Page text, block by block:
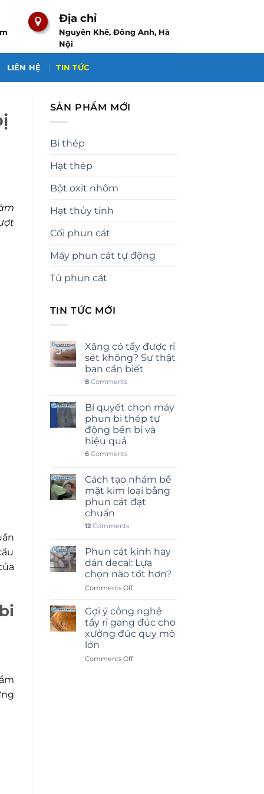
Địa chỉ
Nguyên Khê, Đông Anh, Hà
Nội
LIÊN HỆ TIN TỨC
SẢN PHẨM MỚI
Bi thép
Hạt thép
Bột oxit nhôm
Hạt thủy tinh
Cối phun cát
Máy phun cát tự động
Tủ phun cát
TIN TỨC MỚI
Xăng có tẩy được rỉ
sét không? Sự thật
bạn cần biết
8Comments
Bí quyết chọn máy
phun bi thép tự
động bền bỉ và
hiệu quả
6Comments
Cách tạo nhám bề
mặt kim loại bằng
phun cát đạt
chuẩn
12Comments
Phun cát kính hay
dán decal: Lựa
chọn nào tốt hơn?
Comments Offon
cát
kính
hay
dán
Lựa
Gợi ý công nghệ
tẩy rỉ gang đúc cho
xưởng đúc quy mô
lớn
Comments Offon